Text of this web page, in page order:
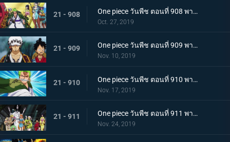
21 - 908 One piece วันพีช ตอนที่ 908 พากย์ไทย เรือสมบัติมาถึงแล้ว ลูฟี่ทาโร่แทนคุณ!
Oct. 27, 2019
21 - 909 One piece วันพีช ตอนที่ 909 พากย์ไทย สุสานแสนลึกลับ การพบกันอีกครั้งที่ซากปราสาทโอเด้ง!
Nov. 10, 2019
21 - 910 One piece วันพีช ตอนที่ 910 พากย์ไทย ซามูไรในตำนาน ชายผู้ที่โรเจอร์หลงใหล!
Nov. 17, 2019
21 - 911 One piece วันพีช ตอนที่ 911 พากย์ไทย เริ่มแผนการลับ เปิดฉากโค่นหนึ่งในสี่จักรพรรดิ
Nov. 24, 2019